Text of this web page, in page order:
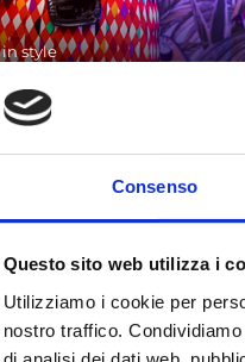
Consenso
Questo sito web utilizza i
Utilizziamo i cookie per
nostro traffico.
in style